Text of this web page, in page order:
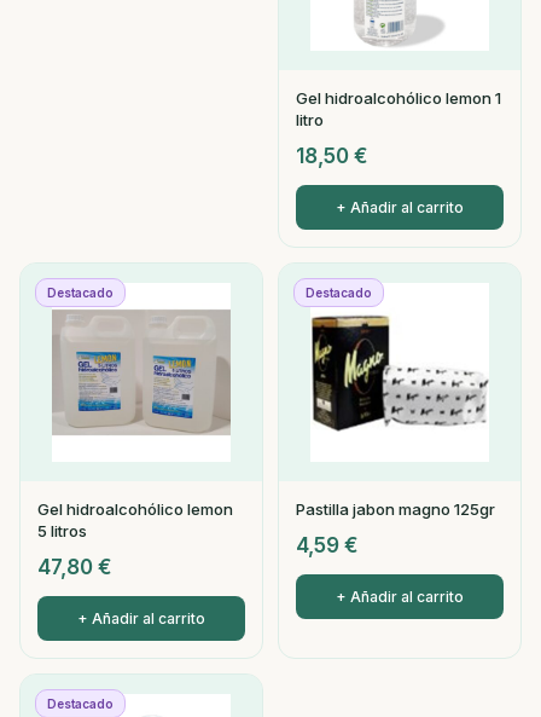
Gel hidroalcohólico lemon 1
litro
18,50 €
+ Añadir al carrito
Destacado
Gel hidroalcohólico lemon
5 litros
47,80 €
+ Añadir al carrito
Destacado
Pastilla jabon magno 125gr
4,59 €
+ Añadir al carrito
Destacado